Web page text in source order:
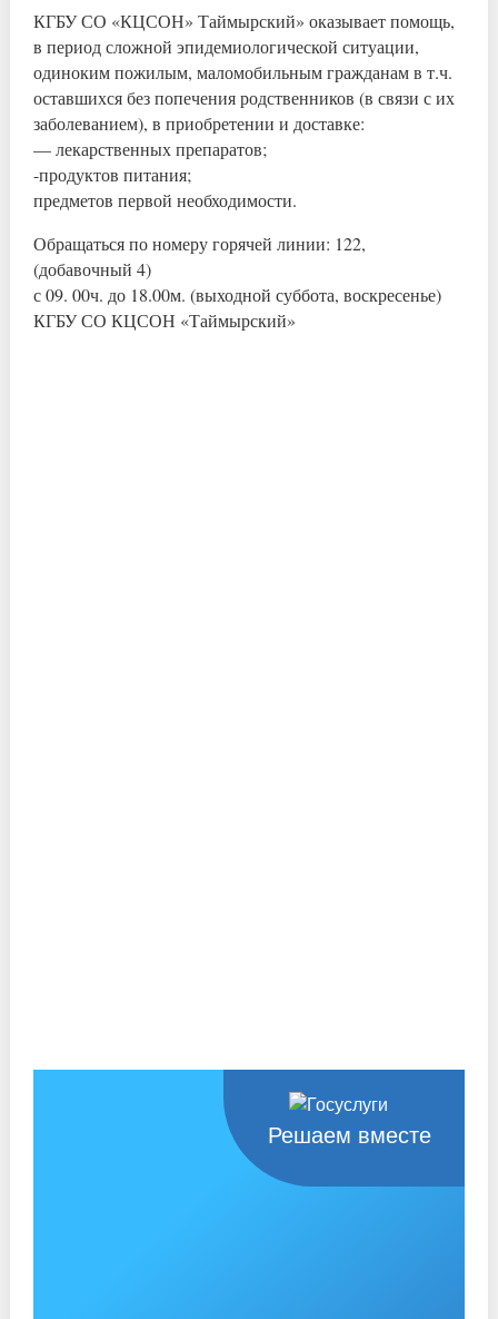
КГБУ СО «КЦСОН» Таймырский» оказывает помощь,
в период сложной эпидемиологической ситуации,
одиноким пожилым, маломобильным гражданам в т.ч.
оставшихся без попечения родственников (в связи с их
заболеванием), в приобретении и доставке:
— лекарственных препаратов;
-продуктов питания;
предметов первой необходимости.
Обращаться по номеру горячей линии: 122,
(добавочный 4)
с 09. 00ч. до 18.00м. (выходной суббота, воскресенье)
КГБУ СО КЦСОН «Таймырский»
Решаем вместе